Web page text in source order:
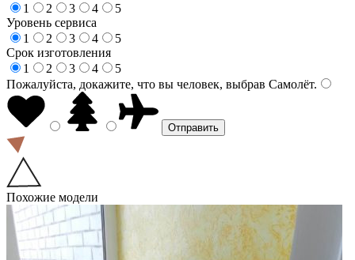
1
2 3 4
5
Уровень сервиса
1
2 3 4
5
Срок изготовления
1
2 3 4
5
Пожалуйста, докажите, что вы человек, выбрав Самолёт.
Похожие модели